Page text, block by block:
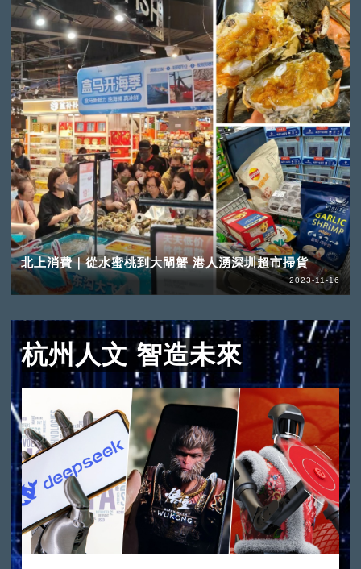
北上消費｜從水蜜桃到大閘蟹 港人湧深圳超市掃貨
2023-11-16
杭州人文 智造未來